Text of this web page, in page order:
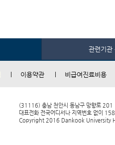
관련기관
이용약관 비급여진료비용
(31116) 충남 천안시 동남구 망향로 201
대표전화 전국어디서나 지역번호 없이
Copyright 2016 Dankook University